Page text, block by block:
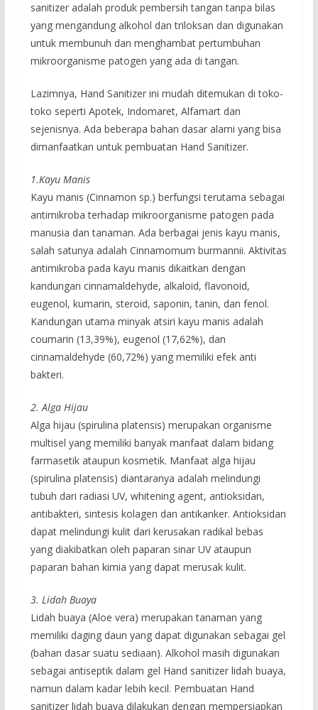
sanitizer adalah produk pembersih tangan tanpa bilas
yang mengandung alkohol dan triloksan dan digunakan
untuk membunuh dan menghambat pertumbuhan
mikroorganisme patogen yang ada di tangan.
Lazimnya, Hand Sanitizer ini mudah ditemukan di toko-
toko seperti Apotek, Indomaret, Alfamart dan
sejenisnya. Ada beberapa bahan dasar alami yang bisa
dimanfaatkan untuk pembuatan Hand Sanitizer.
1.Kayu Manis
Kayu manis (Cinnamon sp.) berfungsi terutama sebagai
antimikroba terhadap mikroorganisme patogen pada
manusia dan tanaman. Ada berbagai jenis kayu manis,
salah satunya adalah Cinnamomum burmannii. Aktivitas
antimikroba pada kayu manis dikaitkan dengan
kandungan cinnamaldehyde, alkaloid, flavonoid,
eugenol, kumarin, steroid, saponin, tanin, dan fenol.
Kandungan utama minyak atsiri kayu manis adalah
coumarin (13,39%), eugenol (17,62%), dan
cinnamaldehyde (60,72%) yang memiliki efek anti
bakteri.
2. Alga Hijau
Alga hijau (spirulina platensis) merupakan organisme
multisel yang memiliki banyak manfaat dalam bidang
farmasetik ataupun kosmetik. Manfaat alga hijau
(spirulina platensis) diantaranya adalah melindungi
tubuh dari radiasi UV, whitening agent, antioksidan,
antibakteri, sintesis kolagen dan antikanker. Antioksidan
dapat melindungi kulit dari kerusakan radikal bebas
yang diakibatkan oleh paparan sinar UV ataupun
paparan bahan kimia yang dapat merusak kulit.
3. Lidah Buaya
Lidah buaya (Aloe vera) merupakan tanaman yang
memiliki daging daun yang dapat digunakan sebagai gel
(bahan dasar suatu sediaan). Alkohol masih digunakan
sebagai antiseptik dalam gel Hand sanitizer lidah buaya,
namun dalam kadar lebih kecil. Pembuatan Hand
sanitizer lidah buaya dilakukan dengan mempersiapkan